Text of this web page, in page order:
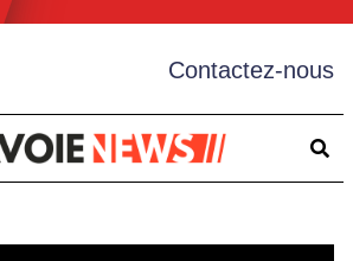
Contactez-nous